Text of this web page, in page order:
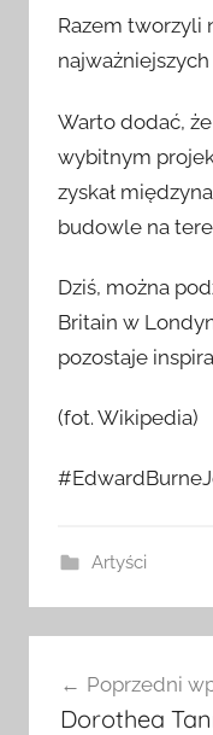
Razem tworzyli
Warto dodać,
wybitnym
zyskał
budowle na
Dziś, można
Britain w
pozostaje
(fot. Wikipedia)
Artyści
wpisuPoprzedni
Dorothea